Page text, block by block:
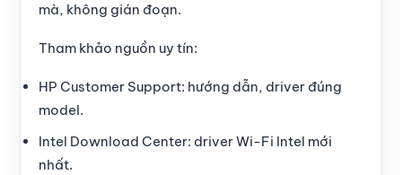
mà, không gián đoạn.
Tham khảo nguồn uy tín:
HP Customer Support: hướng dẫn, driver đúng
model.
Intel Download Center: driver Wi-Fi Intel mới
nhất.